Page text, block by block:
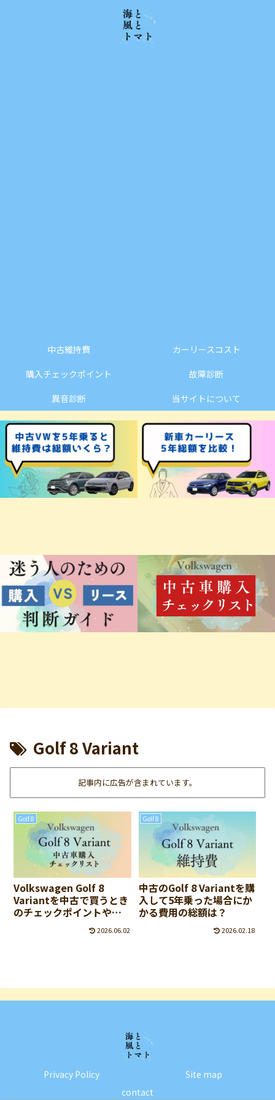
中古維持費
カーリースコスト
購入チェックポイント
故障診断
異音診断
当サイトについて
Golf 8 Variant
記事内に広告が含まれています。
Golf 8
Volkswagen Golf 8
Variantを中古で買うとき
のチェックポイントや注
2026.06.02
Golf 8
中古のGolf 8 Variantを購
入して5年乗った場合にか
かる費用の総額は？
2026.02.18
Privacy Policy
Site map
contact